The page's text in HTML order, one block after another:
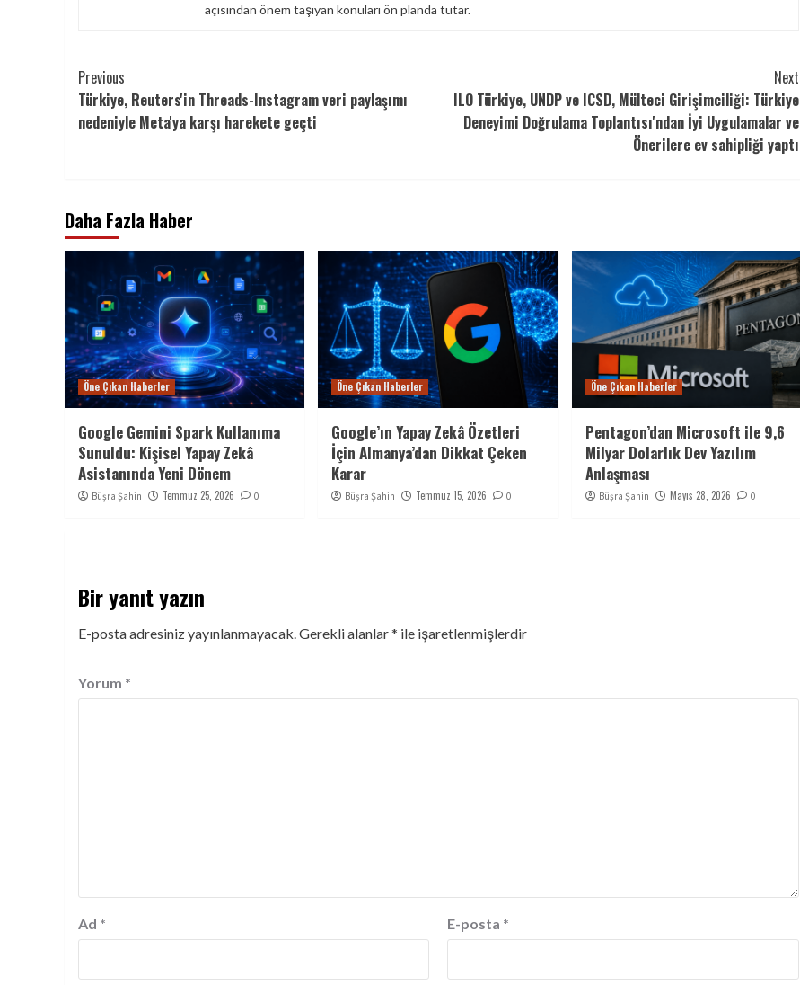
açısından önem taşıyan konuları ön planda tutar.
Continue
Reading
Previous
Türkiye, Reuters'in Threads-Instagram veri paylaşımı
nedeniyle Meta'ya karşı harekete geçti
Next
ILO Türkiye, UNDP ve ICSD, Mülteci Girişimciliği: Türkiye
Deneyimi Doğrulama Toplantısı'ndan İyi Uygulamalar ve
Önerilere ev sahipliği yaptı
Daha Fazla Haber
Öne Çıkan Haberler
Google Gemini Spark Kullanıma
Sunuldu: Kişisel Yapay Zekâ
Asistanında Yeni Dönem
Büşra Şahin Temmuz 25, 2026 0
Öne Çıkan Haberler
Google’ın Yapay Zekâ Özetleri
İçin Almanya’dan Dikkat Çeken
Karar
Büşra Şahin Temmuz 15, 2026 0
Öne Çıkan Haberler
Pentagon’dan Microsoft ile 9,6
Milyar Dolarlık Dev Yazılım
Anlaşması
Büşra Şahin Mayıs 28, 2026 0
Bir yanıt yazın
E-posta adresiniz yayınlanmayacak.Gerekli alanlar* ile işaretlenmişlerdir
Yorum *
Ad * E-posta *